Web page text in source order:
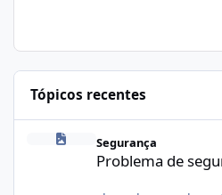
Tópicos recentes
Segurança
Problema de